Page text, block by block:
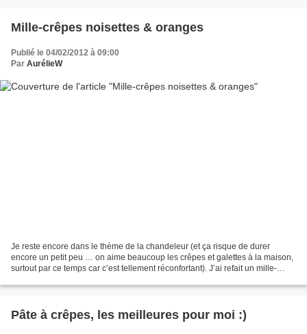
Mille-crêpes noisettes & oranges
Publié le 04/02/2012 à 09:00
Par AurélieW
Je reste encore dans le thème de la chandeleur (et ça risque de durer
encore un petit peu … on aime beaucoup les crêpes et galettes à la maison,
surtout par ce temps car c’est tellement réconfortant). J’ai refait un mille-
Pâte à crêpes, les meilleures pour moi :)